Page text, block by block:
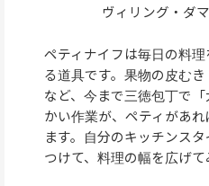
ヴィリング・ダ
ペティナイフは毎日の料
る道具です。果物の皮む
など、今まで三徳包丁で
かい作業が、ペティがあ
ます。自分のキッチンス
つけて、料理の幅を広げて